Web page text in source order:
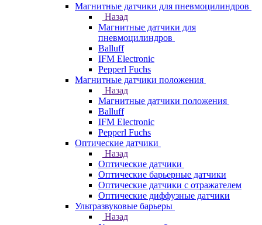
Магнитные датчики для пневмоцилиндров
Назад
Магнитные датчики для
пневмоцилиндров
Balluff
IFM Electronic
Pepperl Fuchs
Магнитные датчики положения
Назад
Магнитные датчики положения
Balluff
IFM Electronic
Pepperl Fuchs
Оптические датчики
Назад
Оптические датчики
Оптические барьерные датчики
Оптические датчики с отражателем
Оптические диффузные датчики
Ультразвуковые барьеры
Назад